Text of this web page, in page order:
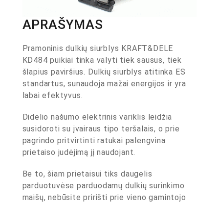
APRAŠYMAS
Pramoninis dulkių siurblys KRAFT&DELE
KD484 puikiai tinka valyti tiek sausus, tiek
šlapius paviršius. Dulkių siurblys atitinka ES
standartus, sunaudoja mažai energijos ir yra
labai efektyvus.
Didelio našumo elektrinis variklis leidžia
susidoroti su įvairaus tipo teršalais, o prie
pagrindo pritvirtinti ratukai palengvina
prietaiso judėjimą jį naudojant.
Be to, šiam prietaisui tiks daugelis
parduotuvėse parduodamų dulkių surinkimo
maišų, nebūsite pririšti prie vieno gamintojo